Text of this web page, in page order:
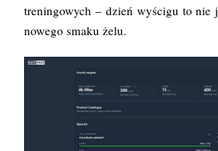
treningowych – dzień wyścigu to nie
nowego smaku żelu.